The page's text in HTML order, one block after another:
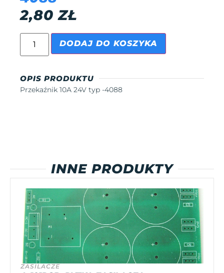
2,80ZŁ
DODAJ DO KOSZYKA
OPIS PRODUKTU
Przekaźnik 10A 24V typ -4088
INNE PRODUKTY
ZASILACZE